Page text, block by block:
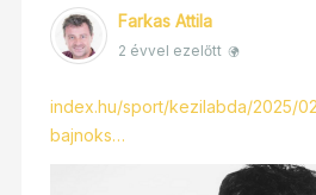
Farkas Attila
2 évvel ezelőtt
index.hu/sport/kezilabda/2025/
bajnoks…